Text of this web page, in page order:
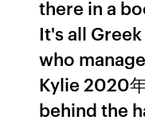
there in a
It's all
who
Kylie 2020
behind the